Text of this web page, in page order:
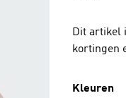
Dit artikel
kortingen
Kleuren